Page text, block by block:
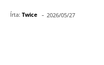
Írta: Twice - 2026/05/27